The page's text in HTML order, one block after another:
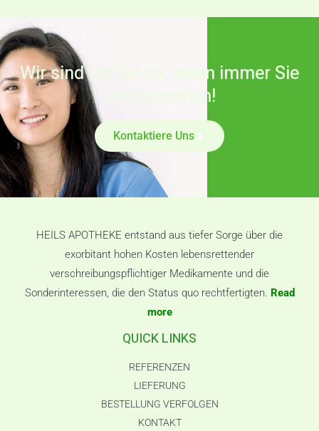
Wir sind für Sie da, wann immer Sie
uns brauchen!
Kontaktiere Uns
HEILS APOTHEKE entstand aus tiefer Sorge über die
exorbitant hohen Kosten lebensrettender
verschreibungspflichtiger Medikamente und die
Sonderinteressen, die den Status quo rechtfertigten. Read
more
QUICK LINKS
REFERENZEN
LIEFERUNG
BESTELLUNG VERFOLGEN
KONTAKT